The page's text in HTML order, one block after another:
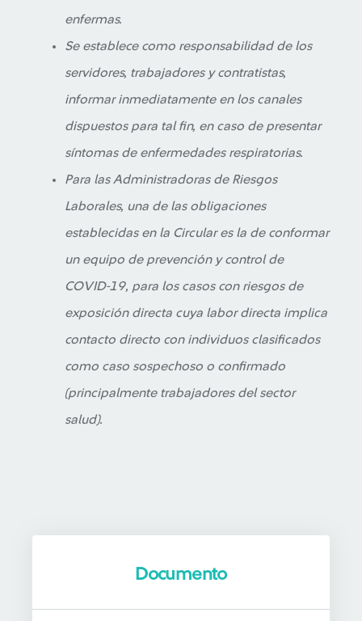
enfermas.
Se establece como responsabilidad de los
servidores, trabajadores y contratistas,
informar inmediatamente en los canales
dispuestos para tal fin, en caso de presentar
síntomas de enfermedades respiratorias.
Para las Administradoras de Riesgos
Laborales, una de las obligaciones
establecidas en la Circular es la de conformar
un equipo de prevención y control de
COVID-19, para los casos con riesgos de
exposición directa cuya labor directa implica
contacto directo con individuos clasificados
como caso sospechoso o confirmado
(principalmente trabajadores del sector
salud).
Documento